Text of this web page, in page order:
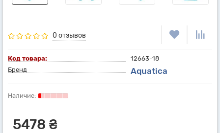
0 отзывов
Код товара:
12663-18
Бренд
Aquatica
5478 ₴